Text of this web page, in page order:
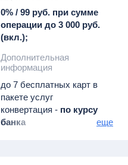
0% / 99 руб. при сумме
операции до 3 000 руб.
(вкл.);
Дополнительная
информация
до 7 бесплатных карт в
пакете услуг
конвертация - по курсу
банка
еще